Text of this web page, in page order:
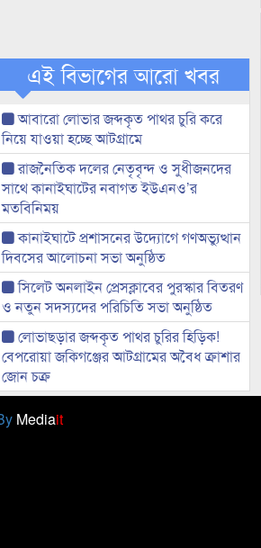
এই বিভাগের আরো খবর
আবারো লোভার জব্দকৃত পাথর চুরি করে
নিয়ে যাওয়া হচ্ছে আটগ্রামে
রাজনৈতিক দলের নেতৃবৃন্দ ও সুধীজনদের
সাথে কানাইঘাটের নবাগত ইউএনও’র
মতবিনিময়
কানাইঘাটে প্রশাসনের উদ্যোগে গণঅভ্যুত্থান
দিবসের আলোচনা সভা অনুষ্ঠিত
সিলেট অনলাইন প্রেসক্লাবের পুরস্কার বিতরণ
ও নতুন সদস্যদের পরিচিতি সভা অনুষ্ঠিত
লোভাছড়ার জব্দকৃত পাথর চুরির হিড়িক!
বেপরোয়া জকিগঞ্জের আটগ্রামের অবৈধ ক্রাশার
জোন চক্র
Mediait